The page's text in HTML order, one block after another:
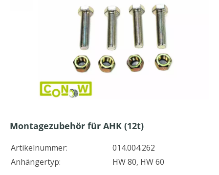
Montagezubehör für AHK (12t)
Artikelnummer:
014.004.262
Anhängertyp:
HW 80, HW 60